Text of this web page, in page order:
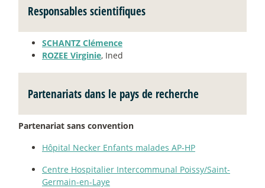
Responsables scientifiques
SCHANTZ Clémence
ROZEE Virginie, Ined
Partenariats dans le pays de recherche
Partenariat sans convention
Hôpital Necker Enfants malades AP-HP
Centre Hospitalier Intercommunal Poissy/Saint-
Germain-en-Laye